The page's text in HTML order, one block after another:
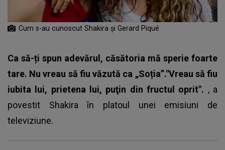
Cum s-au cunoscut Shakira și Gerard Piqué
Ca să-ți spun adevărul, căsătoria mă sperie foarte
tare. Nu vreau să fiu văzută ca „Soția”."Vreau să fiu
iubita lui, prietena lui, puţin din fructul oprit". , a
povestit Shakira în platoul unei emisiuni de
televiziune.